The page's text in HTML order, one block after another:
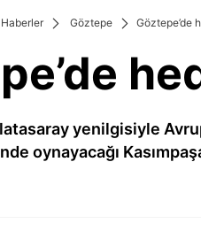
Haberler Göztepe Göztepe’de
yenilgisiyle
oynayacağı